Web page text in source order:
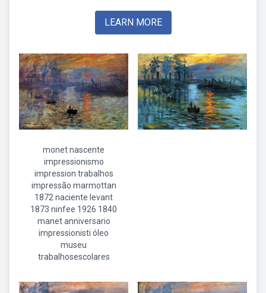
LEARN MORE
monet nascente
impressionismo
impression trabalhos
impressão marmottan
1872 naciente levant
1873 ninfee 1926 1840
manet anniversario
impressionisti óleo
museu
trabalhosescolares